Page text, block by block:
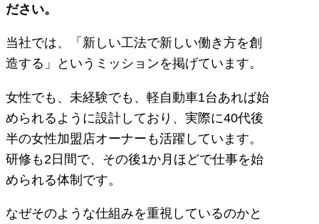
ださい。
当社では、「新しい工法で新しい働き方を創
造する」というミッションを掲げています。
女性でも、未経験でも、軽自動車1台あれば始
められるように設計しており、実際に40代後
半の女性加盟店オーナーも活躍しています。
研修も2日間で、その後1か月ほどで仕事を始
められる体制です。
なぜそのような仕組みを重視しているのかと